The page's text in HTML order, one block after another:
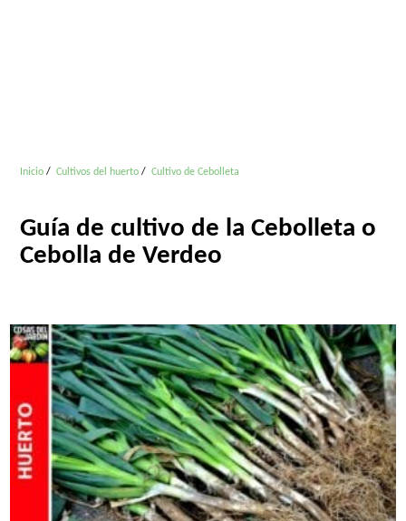
Inicio Cultivos del huerto Cultivo de Cebolleta
Guía de cultivo de la Cebolleta o
Cebolla de Verdeo